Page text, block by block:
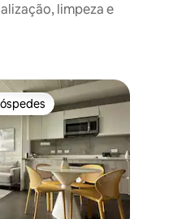
limpeza e
preferidos dos hóspedes